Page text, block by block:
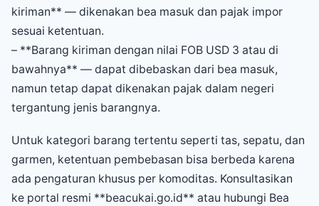
kiriman** — dikenakan bea masuk dan pajak impor
sesuai ketentuan.
– **Barang kiriman dengan nilai FOB USD 3 atau di
bawahnya** — dapat dibebaskan dari bea masuk,
namun tetap dapat dikenakan pajak dalam negeri
tergantung jenis barangnya.
Untuk kategori barang tertentu seperti tas, sepatu, dan
garmen, ketentuan pembebasan bisa berbeda karena
ada pengaturan khusus per komoditas. Konsultasikan
ke portal resmi **beacukai.go.id** atau hubungi Bea